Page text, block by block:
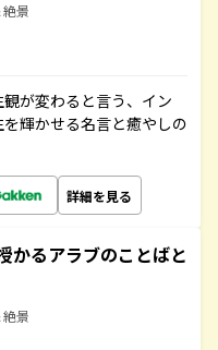
景
が変わると言う、イン
輝かせる名言と癒やしの
詳細を見る
かるアラブのことばと
景